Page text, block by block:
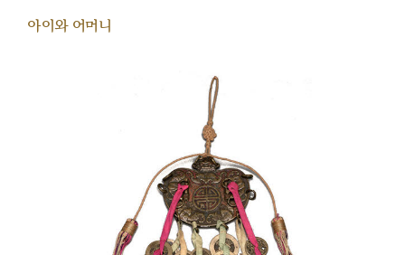
아이와 어머니